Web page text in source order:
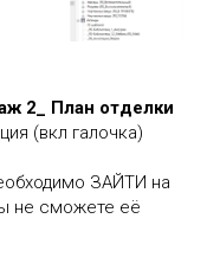
2_ План отделки
(вкл галочка)
ЗАЙТИ на
не сможете её